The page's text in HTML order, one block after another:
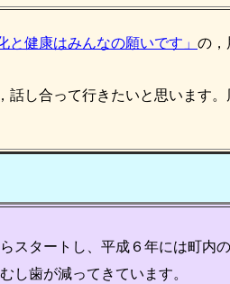
と健康はみんなの願いです」 の，
し合って行きたいと思います
タートし、平成６年には町内
し歯が減ってきています。